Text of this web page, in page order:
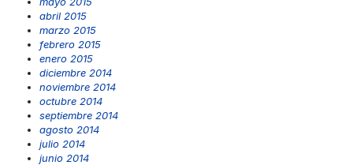
abril 2015
marzo 2015
febrero 2015
enero 2015
diciembre 2014
noviembre 2014
octubre 2014
septiembre 2014
agosto 2014
julio 2014
junio 2014